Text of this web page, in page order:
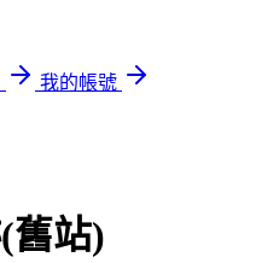
我的帳號
舊站)